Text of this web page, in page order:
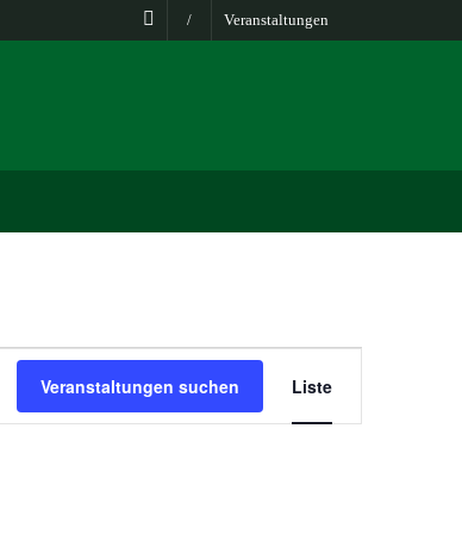
/ Veranstaltungen
Veranstaltungen suchen
Ansichten-
Navigation
Liste